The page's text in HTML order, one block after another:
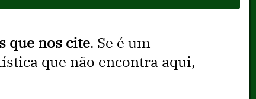
que nos cite. Se é um
que não encontra aqui,